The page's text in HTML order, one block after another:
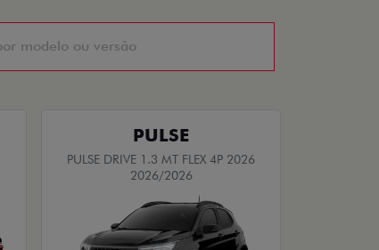
PULSE
PULSE DRIVE 1.3 MT FLEX 4P 2026
2026/2026